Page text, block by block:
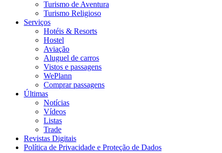
Turismo de Aventura
Turismo Religioso
Serviços
Hotéis & Resorts
Hostel
Aviação
Aluguel de carros
Vistos e passagens
WePlann
Comprar passagens
Últimas
Notícias
Vídeos
Listas
Trade
Revistas Digitais
Política de Privacidade e Proteção de Dados